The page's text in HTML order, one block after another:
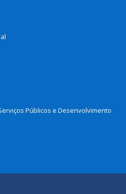
Públicos e Desenvolvimento